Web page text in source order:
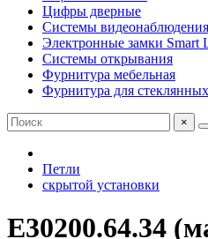
Цифры дверные
Системы видеонаблюдения
Электронные замки Smart
Системы открывания
Фурнитура мебельная
Фурнитура для
×
Петли
скрытой установки
E30200.64.34